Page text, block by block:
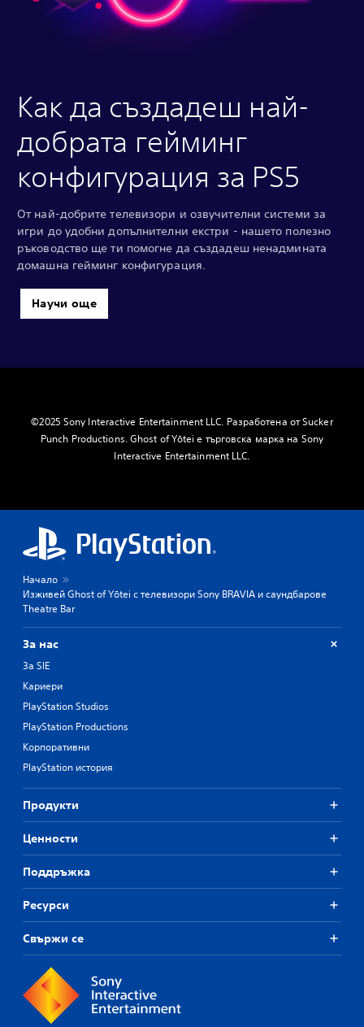
Как да създадеш най-
добрата гейминг
конфигурация за PS5
От най-добрите телевизори и озвучителни системи за
игри до удобни допълнителни екстри - нашето полезно
ръководство ще ти помогне да създадеш ненадмината
домашна гейминг конфигурация.
Научи още
©2025 Sony Interactive Entertainment LLC. Разработена от Sucker
Punch Productions. Ghost of Yōtei е търговска марка на Sony
Interactive Entertainment LLC.
Начало
Изживей Ghost of Yōtei с телевизори Sony BRAVIA и саундбарове
Theatre Bar
За нас
За SIE
Кариери
PlayStation Studios
PlayStation Productions
Корпоративни
PlayStation история
Продукти
Ценности
Поддръжка
Ресурси
Свържи се